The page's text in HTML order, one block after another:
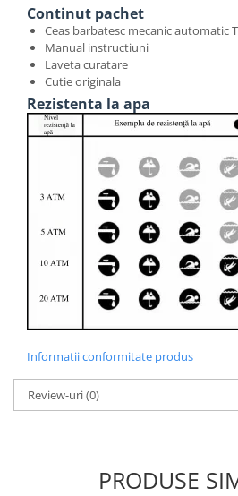
Continut pachet
Ceas barbatesc mecanic automatic
Manual instructiuni
Laveta curatare
Cutie originala
Rezistenta la apa
Informatii conformitate produs
Review-uri(0)
PRODUSE